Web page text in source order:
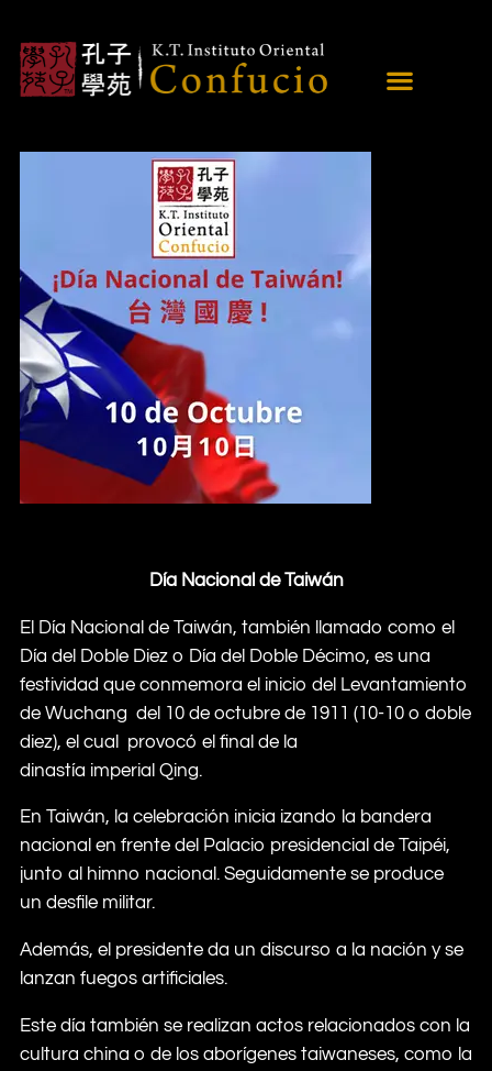
Día Nacional de Taiwán
El Día Nacional de Taiwán, también llamado como el
Día del Doble Diez o Día del Doble Décimo, es una
festividad que conmemora el inicio del Levantamiento
de Wuchang del 10 de octubre de 1911 (10-10 o doble
diez), el cual provocó el final de la
dinastía imperial Qing.
En Taiwán, la celebración inicia izando la bandera
nacional en frente del Palacio presidencial de Taipéi,
junto al himno nacional. Seguidamente se produce
un desfile militar.
Además, el presidente da un discurso a la nación y se
lanzan fuegos artificiales.
Este día también se realizan actos relacionados con la
cultura china o de los aborígenes taiwaneses, como la